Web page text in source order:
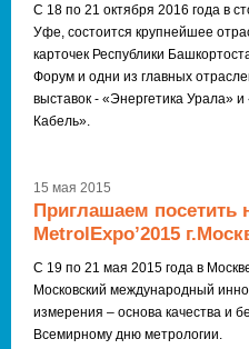
С 18 по 21 октября 2016 года в
Уфе, состоится крупнейшее
карточек Республики
Форум и одни из главных
выставок - «Энергетика Урала»
Кабель».
15 мая 2015
Приглашаем посетить
MetrolExpo’2015
С 19 по 21 мая 2015 года в
Московский международный
измерения – основа качества и
Всемирному дню метрологии.